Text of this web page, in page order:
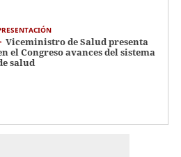
Viceministro de Salud presenta
el Congreso avances del sistema
salud